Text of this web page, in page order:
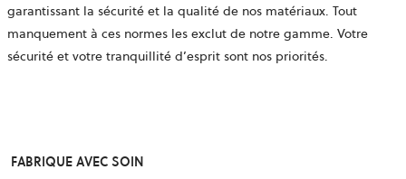
garantissant la sécurité et la qualité de nos matériaux. Tout
manquement à ces normes les exclut de notre gamme. Votre
sécurité et votre tranquillité d’esprit sont nos priorités.
FABRIQUE AVEC SOIN